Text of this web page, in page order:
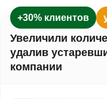
+30% клиентов
Увеличили
удалив
компании